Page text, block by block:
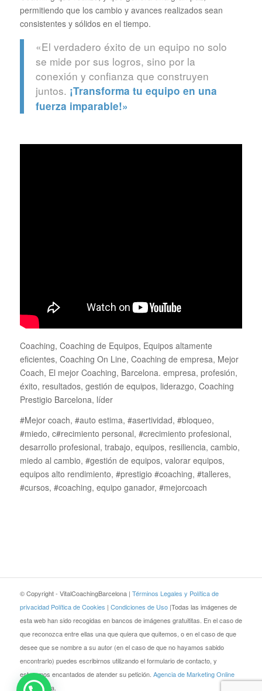
permitiendo que los cambio y avances realizados sean
consistentes y sólidos en el tiempo.
«El verdadero éxito de un equipo no solo
se mide por sus logros, sino por la
conexión y confianza que construyen
juntos. ¡Transforma tu equipo en una
fuerza imparable!»
Coaching, Coaching de Equipos, Equipos altamente
eficientes, Coaching On Line, Coaching de empresa, Mejor
Coach, El mejor Coaching, Barcelona. empresa, profesión,
éxito, resultados, gestión de equipos, liderazgo, Coaching
Prestigio Barcelona, líder
#Mejor coach, #auto estima, #asertividad, #bloqueo,
#miedo, c#recimiento personal, #crecimiento profesional,
desarrollo profesional, trabajo, equipos, resiliencia, cambio,
miedo al cambio, #gestión de equipos, valorar equipos,
equipos alto rendimiento, #prestigio #coaching, #talleres,
#cursos, #coaching, equipo ganador, #mejorcoach
© Copyright - VitalCoachingBarcelona | Términos Legales y Política de
privacidad Política de Cookies | Condiciones de Uso |Todas las imágenes de
esta web han sido recogidas en bancos de imágenes gratuititas. En el caso de
que reconozca entre ellas una que quiera que quitemos, o en el caso de que
desee que se nombre a su autor (en el caso de que no hayamos sabido
encontrarlo) puedes escribirnos utilizando el formulario de contacto, y
estaremos encantados de atender su petición. Agencia de Marketing Online
JEZZ Media.